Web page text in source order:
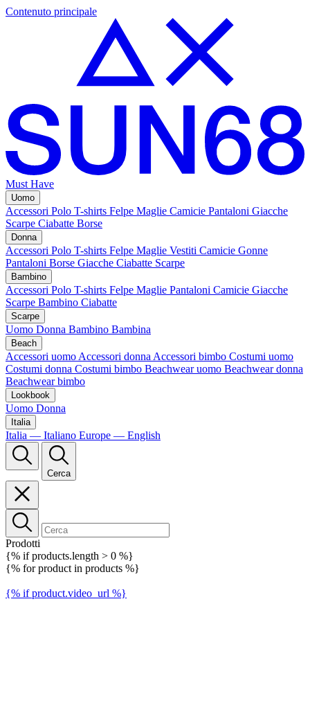
Contenuto principale
Must Have
Uomo
Accessori Polo T-shirts Felpe Maglie Camicie Pantaloni Giacche
Scarpe Ciabatte Borse
Donna
Accessori Polo T-shirts Felpe Maglie Vestiti Camicie Gonne
Pantaloni Borse Giacche Ciabatte Scarpe
Bambino
Accessori Polo T-shirts Felpe Maglie Pantaloni Camicie Giacche
Scarpe Bambino Ciabatte
Scarpe
Uomo Donna Bambino Bambina
Beach
Accessori uomo Accessori donna Accessori bimbo Costumi uomo
Costumi donna Costumi bimbo Beachwear uomo Beachwear donna
Beachwear bimbo
Lookbook
Uomo Donna
Italia
Italia — Italiano Europe — English
Cerca
Prodotti
{% if products.length > 0 %}
{% for product in products %}
{% if product.video_url %}